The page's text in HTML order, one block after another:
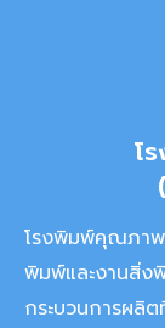
โ
โรงพิมพ์คุณภาพ
พิมพ์และงานสิ่ง
กระบวนการผลิ